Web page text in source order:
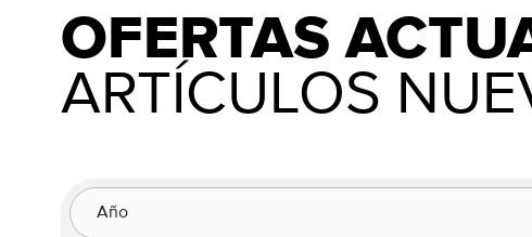
OFERTAS
ARTÍCULOS
Año